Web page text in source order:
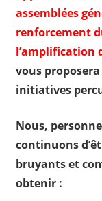
assemblées
renforcement
l’amplification
vous
initiatives
Nous,
continuons
bruyants et
obtenir :